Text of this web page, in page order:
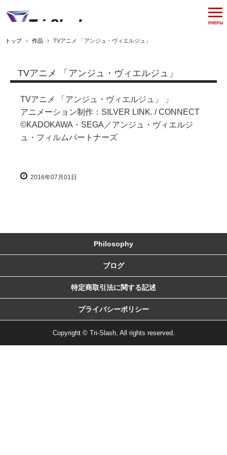
トップ › 作品 › TVアニメ 「アンジュ・ヴィエルジュ」
TVアニメ 「アンジュ・ヴィエルジュ」
TVアニメ 「アンジュ・ヴィエルジュ」 」
アニメーション制作：SILVER LINK. / CONNECT
©KADOKAWA・SEGA／アンジュ・ヴィエルジ
ュ・フィルムパートナーズ
2016年07月01日
Philosophy
ブログ
特定商取引法に関する記述
プライバシーポリシー
Copyright © Tri-Slash, All rights reserved.